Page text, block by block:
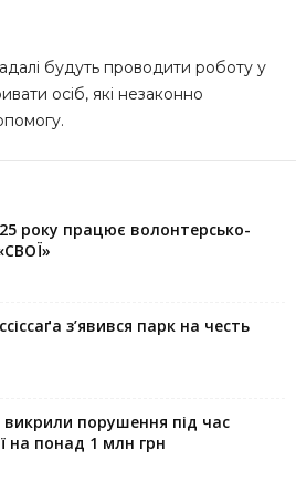
будуть проводити роботу у
осіб, які незаконно
року працює волонтерсько-
з’явився парк на честь
викрили порушення під час
на понад 1 млн грн